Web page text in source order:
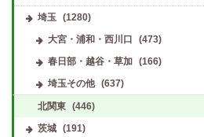
埼玉
(1280)
大宮・浦和・西川口
(473)
春日部・越谷・草加
(166)
埼玉その他
(637)
北関東 (446)
茨城 (191)